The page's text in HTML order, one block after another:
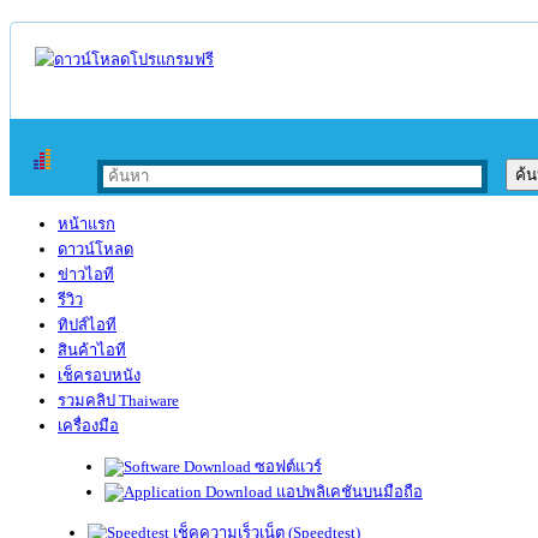
หน้าแรก
ดาวน์โหลด
ข่าวไอที
รีวิว
ทิปส์ไอที
สินค้าไอที
เช็ครอบหนัง
รวมคลิป Thaiware
เครื่องมือ
ซอฟต์แวร์
แอปพลิเคชันบนมือถือ
เช็คความเร็วเน็ต (Speedtest)